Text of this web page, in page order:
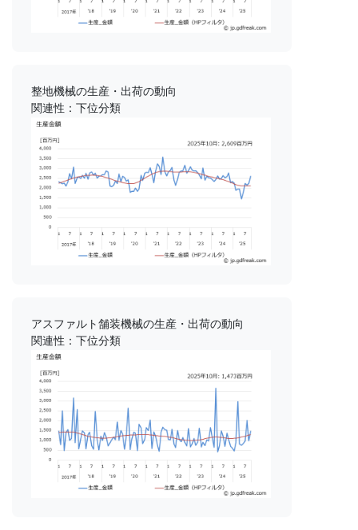
整地機械の生産・出荷の動向
関連性：下位分類
アスファルト舗装機械の生産・出荷の動向
関連性：下位分類